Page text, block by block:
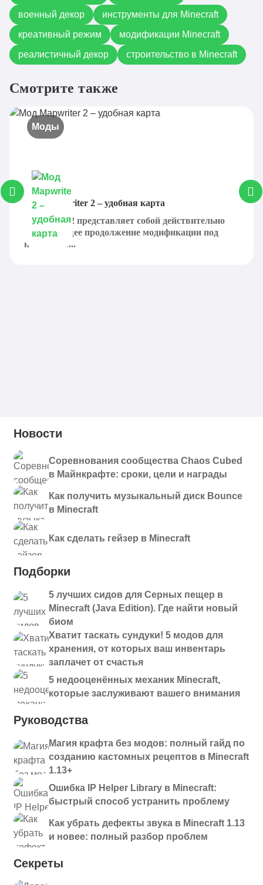
военный декор
инструменты для Minecraft
креативный режим
модификации Minecraft
реалистичный декор
строительство в Minecraft
Смотрите также
Моды
Мод Mapwriter 2 – удобная карта
Mapwriter 2 представляет собой действительно
интригующее продолжение модификации под
названием...
Новости
Соревнования сообщества Chaos Cubed
в Майнкрафте: сроки, цели и награды
Как получить музыкальный диск Bounce
в Minecraft
Как сделать гейзер в Minecraft
Подборки
5 лучших сидов для Серных пещер в
Minecraft (Java Edition). Где найти новый
биом
Хватит таскать сундуки! 5 модов для
хранения, от которых ваш инвентарь
заплачет от счастья
5 недооценённых механик Minecraft,
которые заслуживают вашего внимания
Руководства
Магия крафта без модов: полный гайд по
созданию кастомных рецептов в Minecraft
1.13+
Ошибка IP Helper Library в Minecraft:
быстрый способ устранить проблему
Как убрать дефекты звука в Minecraft 1.13
и новее: полный разбор проблем
Секреты